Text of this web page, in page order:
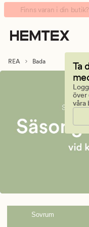
BadaAnimerad
banner.
Klicka
på
för
Finns varan i din
Ta
över
våra
REA Bada
Sovrum